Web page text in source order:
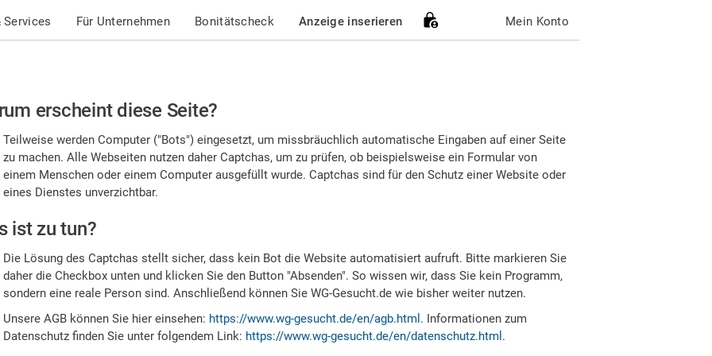
Services Für Unternehmen Bonitätscheck Anzeige inserieren Mein Konto
erscheint diese Seite?
Teilweise werden Computer ("Bots") eingesetzt, um missbräuchlich automatische Eingaben auf einer Seite
zu machen. Alle Webseiten nutzen daher Captchas, um zu prüfen, ob beispielsweise ein Formular von
einem Menschen oder einem Computer ausgefüllt wurde. Captchas sind für den Schutz einer Website oder
eines Dienstes unverzichtbar.
ist zu tun?
Die Lösung des Captchas stellt sicher, dass kein Bot die Website automatisiert aufruft. Bitte markieren Sie
daher die Checkbox unten und klicken Sie den Button "Absenden". So wissen wir, dass Sie kein Programm,
sondern eine reale Person sind. Anschließend können Sie WG-Gesucht.de wie bisher weiter nutzen.
Unsere AGB können Sie hier einsehen: https://www.wg-gesucht.de/en/agb.html . Informationen zum
Datenschutz finden Sie unter folgendem Link: https://www.wg-gesucht.de/en/datenschutz.html .